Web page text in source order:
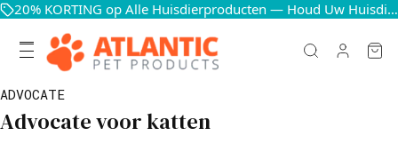
20% KORTING op Alle Huisdierproducten — Houd Uw Huisdieren Blij en Gezond
ADVOCATE
Advocate voor katten